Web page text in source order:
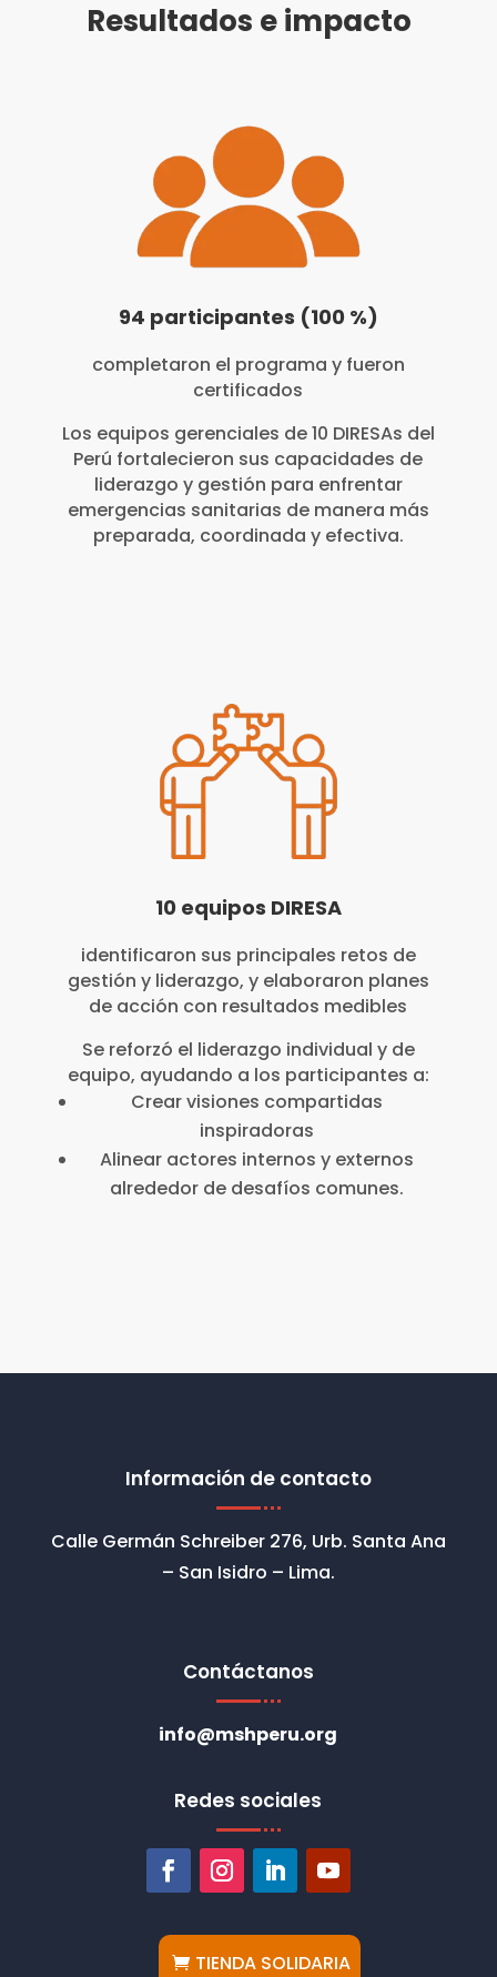
Resultados e impacto
94 participantes (100 %)
completaron el programa y fueron
certificados
Los equipos gerenciales de 10 DIRESAs del
Perú fortalecieron sus capacidades de
liderazgo y gestión para enfrentar
emergencias sanitarias de manera más
preparada, coordinada y efectiva.
10 equipos DIRESA
identificaron sus principales retos de
gestión y liderazgo, y elaboraron planes
de acción con resultados medibles
Se reforzó el liderazgo individual y de
equipo, ayudando a los participantes a:
Crear visiones compartidas
inspiradoras
Alinear actores internos y externos
alrededor de desafíos comunes.
Información de contacto
Calle Germán Schreiber 276, Urb. Santa Ana
– San Isidro – Lima.
Contáctanos
info@mshperu.org
Redes sociales
TIENDA SOLIDARIA